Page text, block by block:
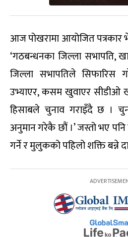
आज पोखरामा आयोजित पत्रकार
‘गठबन्धनका जिल्ला सभापति,
जिल्ला सभापतिले सिफारिस
उभ्याएर, कसम खुवाएर सीडीओ
हिसाबले चुनाव गराइँदै छ ।
अनुमान गरेकै छौं ।’ जस्तो भए
गर्ने र मुलुकको पहिलो शक्ति बन्ने